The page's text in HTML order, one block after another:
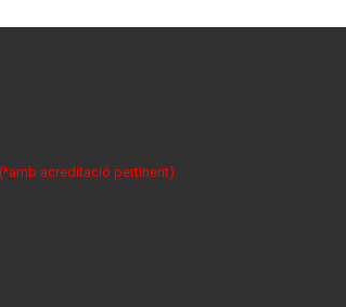
(*amb acreditació pertinent)